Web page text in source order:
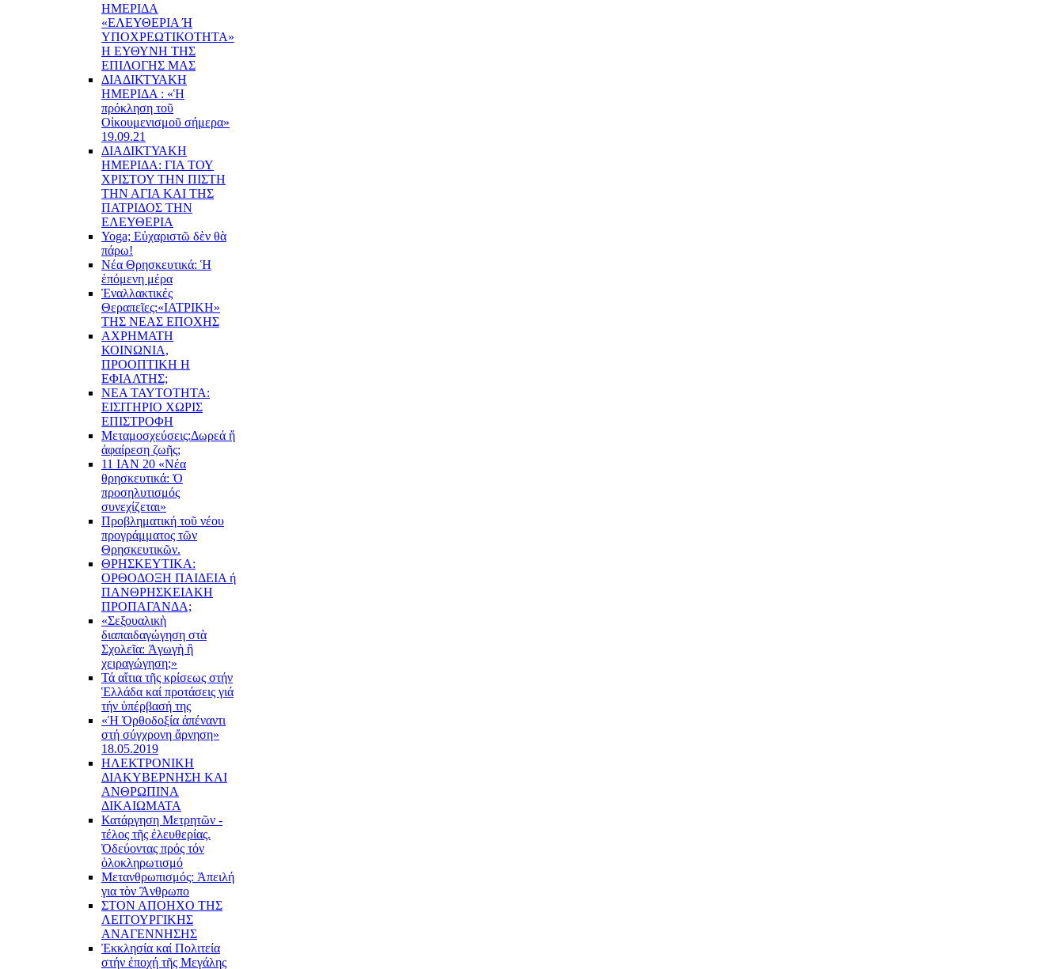
ΗΜΕΡΙΔΑ
«EΛΕΥΘΕΡΙΑ Ή
YΠΟΧΡΕΩΤΙΚΟΤΗΤΑ»
Η ΕΥΘΥΝΗ ΤΗΣ
EΠΙΛΟΓΗΣ ΜΑΣ
ΔΙΑΔΙΚΤΥΑΚΗ
ΗΜΕΡΙΔΑ : «Ἡ
πρόκληση τοῦ
Οἰκουμενισμοῦ σήμερα»
19.09.21
ΔΙΑΔΙΚΤΥΑΚΗ
ΗΜΕΡΙΔΑ: ΓΙΑ ΤΟΥ
ΧΡΙΣΤΟΥ ΤΗΝ ΠΙΣΤΗ
ΤΗΝ ΑΓΙΑ ΚΑΙ ΤΗΣ
ΠΑΤΡΙΔΟΣ ΤΗΝ
ΕΛΕΥΘΕΡΙΑ
Yoga; Εὐχαριστῶ δὲν θὰ
πάρω!
Νέα Θρησκευτικά: Ἡ
ἑπόμενη μέρα
Ἐναλλακτικές
Θεραπεῖες:«ΙΑΤΡΙΚΗ»
ΤΗΣ ΝΕΑΣ ΕΠΟΧΗΣ
ΑΧΡΗΜΑΤΗ
ΚΟΙΝΩΝΙΑ,
ΠΡΟΟΠΤΙΚΗ Η
ΕΦΙΑΛΤΗΣ;
ΝΕΑ ΤΑΥΤΟΤΗΤΑ:
ΕΙΣΙΤΗΡΙΟ ΧΩΡΙΣ
ΕΠΙΣΤΡΟΦΗ
Μεταμοσχεύσεις:Δωρεά ἤ
ἀφαίρεση ζωῆς;
11 ΙΑΝ 20 «Νέα
θρησκευτικά: Ὁ
προσηλυτισμός
συνεχίζεται»
Προβληματική τοῦ νέου
προγράμματος τῶν
Θρησκευτικῶν.
ΘΡΗΣΚΕΥΤΙΚΑ:
ΟΡΘΟΔΟΞΗ ΠΑΙΔΕΙΑ ή
ΠΑΝΘΡΗΣΚΕΙΑΚΗ
ΠΡΟΠΑΓΑΝΔΑ;
«Σεξουαλικὴ
διαπαιδαγώγηση στὰ
Σχολεῖα: Ἀγωγὴ ἢ
χειραγώγηση;»
Τά αἴτια τῆς κρίσεως στήν
Ἑλλάδα καί προτάσεις γιά
τήν ὑπέρβασή της
«Ἡ Ὀρθοδοξία ἀπέναντι
στή σύγχρονη ἄρνηση»
18.05.2019
ΗΛΕΚΤΡΟΝΙΚΗ
ΔΙΑΚΥΒΕΡΝΗΣΗ ΚΑΙ
ΑΝΘΡΩΠΙΝΑ
ΔΙΚΑΙΩΜΑΤΑ
Κατάργηση Μετρητῶν -
τέλος τῆς ἐλευθερίας.
Ὁδεύοντας πρός τόν
ὁλοκληρωτισμό
Μετανθρωπισμός: Ἀπειλή
για τὸν Ἂνθρωπο
ΣΤΟΝ ΑΠΟΗΧΟ ΤΗΣ
ΛΕΙΤΟΥΡΓΙΚΗΣ
ΑΝΑΓΕΝΝΗΣΗΣ
Ἐκκλησία καί Πολιτεία
στήν ἐποχή τῆς Μεγάλης